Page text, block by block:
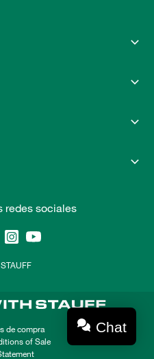
redes sociales
de compra
of Sale
Chat